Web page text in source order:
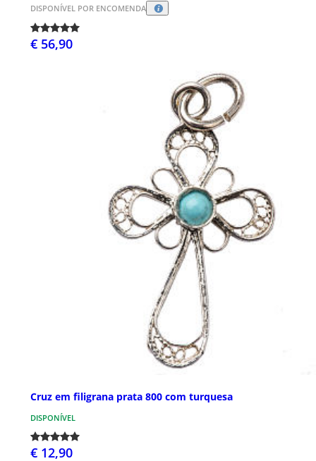
DISPONÍVEL POR ENCOMENDA
€ 56,90
Cruz em filigrana prata 800 com turquesa
DISPONÍVEL
€ 12,90